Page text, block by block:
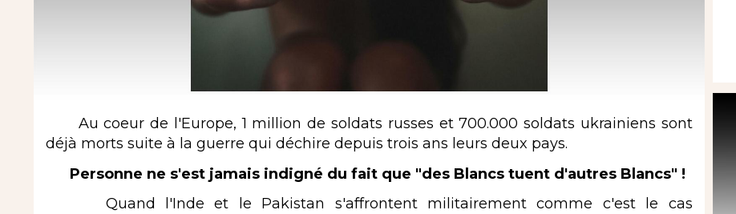
Au coeur de l'Europe, 1 million de soldats russes et 700.000 soldats ukrainiens sont
déjà morts suite à la guerre qui déchire depuis trois ans leurs deux pays.
Personne ne s'est jamais indigné du fait que "des Blancs tuent d'autres Blancs" !
Quand l'Inde et le Pakistan s'affrontent militairement comme c'est le cas